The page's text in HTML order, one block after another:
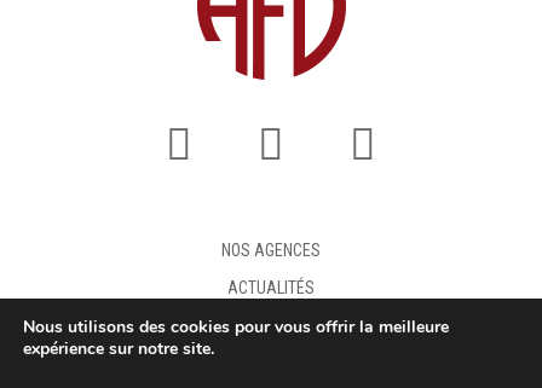
NOS AGENCES
ACTUALITÉS
FAQ
Nous utilisons des cookies pour vous offrir la meilleure
expérience sur notre site.